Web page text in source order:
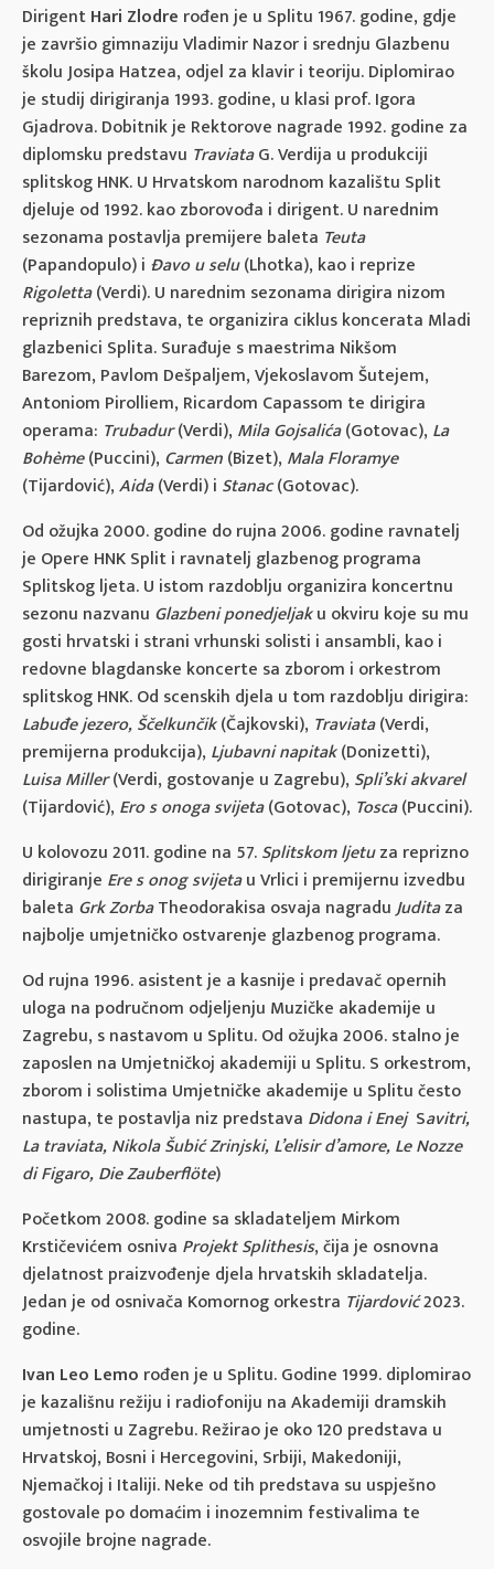
DirigentHari Zlodre rođen je u Splitu 1967. godine, gdje
je završio gimnaziju Vladimir Nazor i srednju Glazbenu
školu Josipa Hatzea, odjel za klavir i teoriju. Diplomirao
je studij dirigiranja 1993. godine, u klasi prof. Igora
Gjadrova. Dobitnik je Rektorove nagrade 1992. godine za
diplomsku predstavu TraviataG. Verdija u produkciji
splitskog HNK. U Hrvatskom narodnom kazalištu Split
djeluje od 1992. kao zborovođa i dirigent. U narednim
sezonama postavlja premijere baleta Teuta
(Papandopulo) i Đavo u selu(Lhotka), kao i reprize
Rigoletta(Verdi). U narednim sezonama dirigira nizom
repriznih predstava, te organizira ciklus koncerata Mladi
glazbenici Splita. Surađuje s maestrima Nikšom
Barezom, Pavlom Dešpaljem, Vjekoslavom Šutejem,
Antoniom Pirolliem, Ricardom Capassom te dirigira
operama: Trubadur(Verdi), Mila Gojsalića(Gotovac), La
Bohème(Puccini), Carmen(Bizet), Mala Floramye
(Tijardović),Aida(Verdi) i Stanac(Gotovac).
Od ožujka 2000. godine do rujna 2006. godine ravnatelj
je Opere HNK Split i ravnatelj glazbenog programa
Splitskog ljeta. U istom razdoblju organizira koncertnu
sezonu nazvanu Glazbeni ponedjeljaku okviru koje su mu
gosti hrvatski i strani vrhunski solisti i ansambli, kao i
redovne blagdanske koncerte sa zborom i orkestrom
splitskog HNK. Od scenskih djela u tom razdoblju dirigira:
Labuđe jezero, Ščelkunčik(Čajkovski), Traviata(Verdi,
premijerna produkcija), Ljubavni napitak(Donizetti),
Luisa Miller(Verdi, gostovanje u Zagrebu), Spli’ski akvarel
(Tijardović), Ero s onoga svijeta(Gotovac), Tosca(Puccini).
U kolovozu 2011. godine na 57.Splitskom ljetuza reprizno
dirigiranje Ere s onog svijetau Vrlici i premijernu izvedbu
baleta Grk ZorbaTheodorakisa osvaja nagraduJuditaza
najbolje umjetničko ostvarenje glazbenog programa.
Od rujna 1996. asistent je a kasnije i predavač opernih
uloga na područnom odjeljenju Muzičke akademije u
Zagrebu, s nastavom u Splitu. Od ožujka 2006. stalno je
zaposlen na Umjetničkoj akademiji u Splitu. S orkestrom,
zborom i solistima Umjetničke akademije u Splitu često
nastupa, te postavlja niz predstava Didona i EnejSavitri,
La traviata, Nikola Šubić Zrinjski, L’elisir d’amore, Le Nozze
di Figaro, Die Zauberflöte)
Početkom 2008. godine sa skladateljem Mirkom
Krstičevićem osniva Projekt Splithesis, čija je osnovna
djelatnost praizvođenje djela hrvatskih skladatelja.
Jedan je od osnivača Komornog orkestra Tijardović2023.
godine.
Ivan Leo Lemo rođen je u Splitu. Godine 1999. diplomirao
je kazališnu režiju i radiofoniju na Akademiji dramskih
umjetnosti u Zagrebu. Režirao je oko 120 predstava u
Hrvatskoj, Bosni i Hercegovini, Srbiji, Makedoniji,
Njemačkoj i Italiji. Neke od tih predstava su uspješno
gostovale po domaćim i inozemnim festivalima te
osvojile brojne nagrade.